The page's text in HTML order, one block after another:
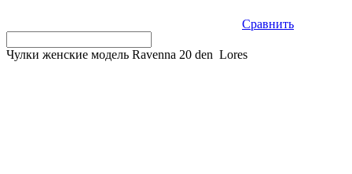
Сравнить
Чулки женские модель Ravenna 20 den Lores